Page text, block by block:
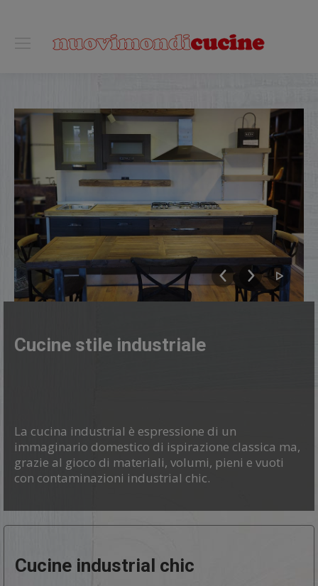
Cucine stile industriale
La cucina industrial è espressione di un
immaginario domestico di ispirazione classica ma,
grazie al gioco di materiali, volumi, pieni e vuoti
con contaminazioni industrial chic.
Cucine industrial chic